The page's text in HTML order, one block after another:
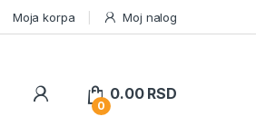
Moja korpa Moj nalog
0
0.00 RSD